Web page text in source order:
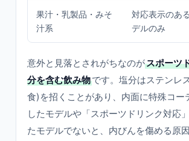
果汁・乳製品・みそ
汁系
対応表示のあ
デルのみ
意外と見落とされがちなのがスポーツ
分を含む飲み物です。塩分はステンレ
食)を招くことがあり、内面に特殊コー
したモデルや「スポーツドリンク対応
たモデルでないと、内びんを傷める原